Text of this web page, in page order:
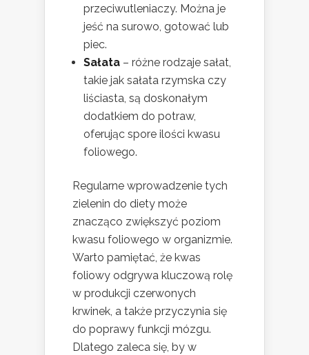
przeciwutleniaczy. Można je
jeść na surowo, gotować lub
piec.
Sałata – różne rodzaje sałat,
takie jak sałata rzymska czy
liściasta, są doskonałym
dodatkiem do potraw,
oferując spore ilości kwasu
foliowego.
Regularne wprowadzenie tych
zielenin do diety może
znacząco zwiększyć poziom
kwasu foliowego w organizmie.
Warto pamiętać, że kwas
foliowy odgrywa kluczową rolę
w produkcji czerwonych
krwinek, a także przyczynia się
do poprawy funkcji mózgu.
Dlatego zaleca się, by w